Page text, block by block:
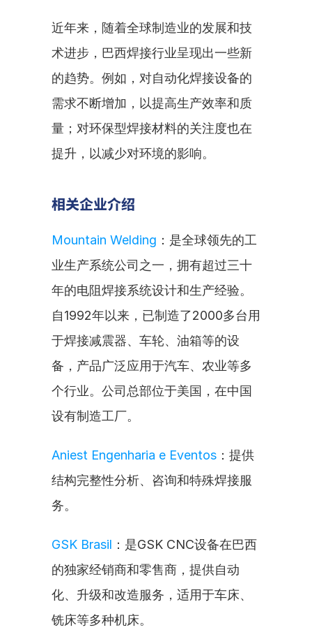
近年来，随着全球制造业的发展和技
术进步，巴西焊接行业呈现出一些新
的趋势。例如，对自动化焊接设备的
需求不断增加，以提高生产效率和质
量；对环保型焊接材料的关注度也在
提升，以减少对环境的影响。
相关企业介绍
Mountain Welding ：是全球领先的工
业生产系统公司之一，拥有超过三十
年的电阻焊接系统设计和生产经验。
自1992年以来，已制造了2000多台用
于焊接减震器、车轮、油箱等的设
备，产品广泛应用于汽车、农业等多
个行业。公司总部位于美国，在中国
设有制造工厂。
Aniest Engenharia e Eventos ：提供
结构完整性分析、咨询和特殊焊接服
务。
GSK Brasil ：是GSK CNC设备在巴西
的独家经销商和零售商，提供自动
化、升级和改造服务，适用于车床、
铣床等多种机床。